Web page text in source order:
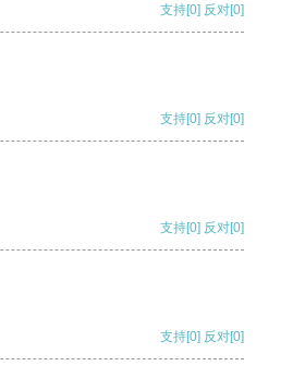
支持[0] 反对[0]
支持[0] 反对[0]
支持[0] 反对[0]
支持[0] 反对[0]